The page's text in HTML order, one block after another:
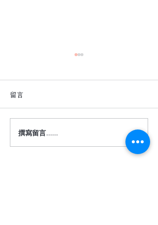
深色地板真的很難駕馭
嗎？
留言
撰寫留言......